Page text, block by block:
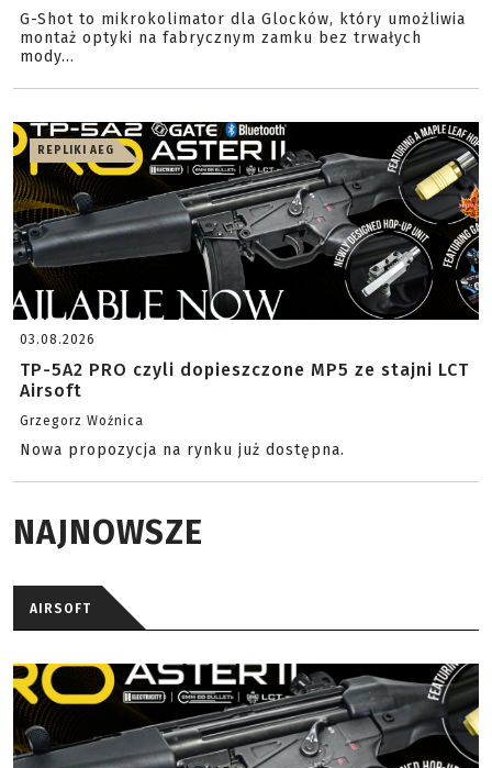
G-Shot to mikrokolimator dla Glocków, który umożliwia
montaż optyki na fabrycznym zamku bez trwałych
mody...
REPLIKI AEG
03.08.2026
TP-5A2 PRO czyli dopieszczone MP5 ze stajni LCT
Airsoft
Grzegorz Woźnica
Nowa propozycja na rynku już dostępna.
NAJNOWSZE
AIRSOFT